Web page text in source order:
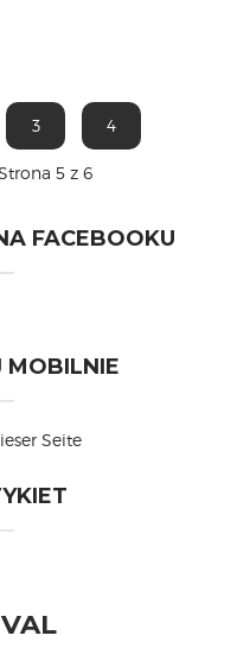
3 4
5 z 6
FACEBOOKU
MOBILNIE